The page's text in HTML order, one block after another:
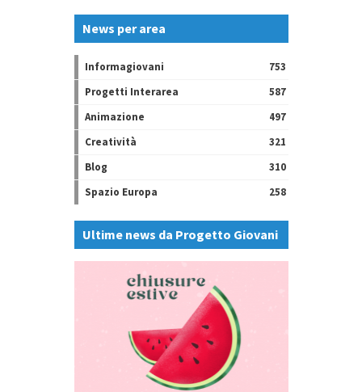
News per area
Informagiovani
753
Progetti Interarea
587
Animazione
497
Creatività
321
Blog
310
Spazio Europa
258
Ultime news da Progetto Giovani